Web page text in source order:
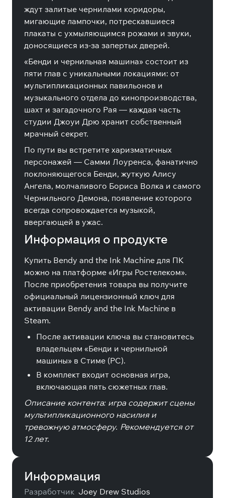
ждут залитые чернилами коридоры,
мигающие лампочки, потрескавшиеся
плакаты с ухмыляющимся рожами и звуки,
доносящиеся из-за запертых дверей.
«Бенди и чернильная машина» состоит из
пяти глав с уникальными локациями: от
мультипликационных павильонов и
музыкального отдела до кинопроизводства,
шахт и загадочного Рая — каждая часть
студии Джоуи Дрю хранит собственный
мрачный секрет.
По пути вы встретите харизматичных
персонажей — Самми Лоуренса, фанатично
поклоняющегося Бенди, жуткую Алису
Ангела, молчаливого Бориса Волка и самого
Чернильного Демона, появление которого
всегда сопровождается музыкой,
ввергающей в ужас.
Информация о продукте
Купить Bendy and the Ink Machine для ПК
можно на платформе «Игры Ростелеком».
После приобретения товара вы получите
официальный лицензионный ключ для
активации Bendy and the Ink Machine в
Steam.
После активации ключа вы становитесь
владельцем «Бенди и чернильной
машины» в Стиме (PC).
В комплект входит основная игра,
включающая пять сюжетных глав.
Описание контента: игра содержит сцены
мультипликационного насилия и
тревожную атмосферу. Рекомендуется от
12 лет.
Информация
Разработчик Joey Drew Studios